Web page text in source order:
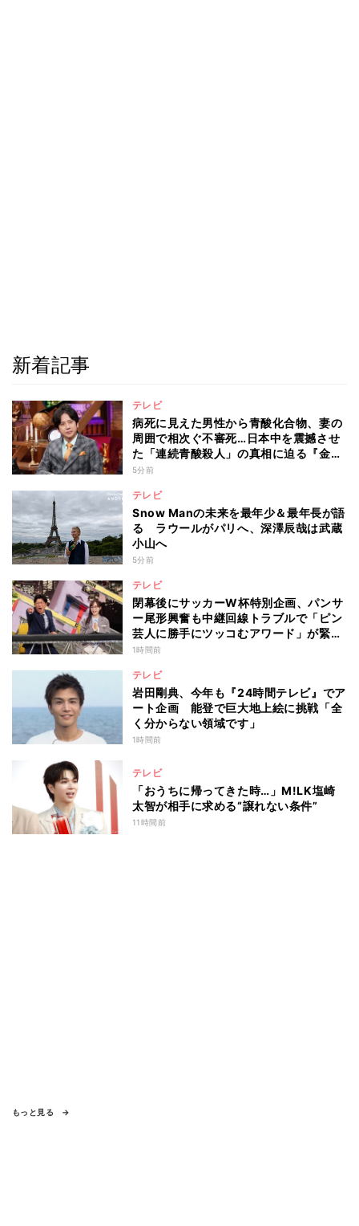
新着記事
テレビ
病死に見えた男性から青酸化合物、妻の
周囲で相次ぐ不審死…日本中を震撼させ
た「連続青酸殺人」の真相に迫る『金曜
ミステリークラブ!!!』
5分前
テレビ
Snow Manの未来を最年少＆最年長が語
る ラウールがパリへ、深澤辰哉は武蔵
小山へ
5分前
テレビ
閉幕後にサッカーW杯特別企画、パンサ
ー尾形興奮も中継回線トラブルで「ピン
芸人に勝手にツッコむアワード」が緊急
開幕『脱力タイムズ』
1時間前
テレビ
岩田剛典、今年も『24時間テレビ』でア
ート企画 能登で巨大地上絵に挑戦「全
く分からない領域です」
1時間前
テレビ
「おうちに帰ってきた時…」M!LK塩崎
太智が相手に求める“譲れない条件”
11時間前
もっと見る